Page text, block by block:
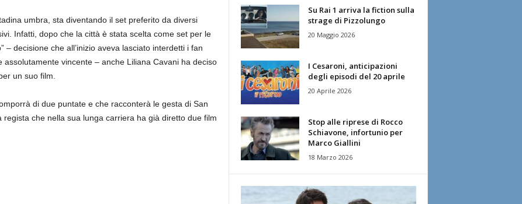
umbra, sta diventando il set preferito da diversi
Infatti, dopo che la città è stata scelta come set per le
– decisione che all’inizio aveva lasciato interdetti i fan
vincente – anche Liliana Cavani ha deciso
un suo film.
di due puntate e che racconterà le gesta di San
che nella sua lunga carriera ha già diretto due film
Su Rai 1 arriva la fiction sulla
strage di Pizzolungo
20 Maggio 2026
I Cesaroni, anticipazioni
degli episodi del 20 aprile
20 Aprile 2026
Stop alle riprese di Rocco
Schiavone, infortunio per
Marco Giallini
18 Marzo 2026